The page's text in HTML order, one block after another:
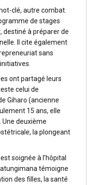
clé, autre combat.
de stages
, destiné à préparer de
Il cite également
sans
ont partagé leurs
celui de
Giharo (ancienne
15 ans, elle
Une deuxième
la plongeant
soignée à l’hôpital
témoigne
des filles, la santé